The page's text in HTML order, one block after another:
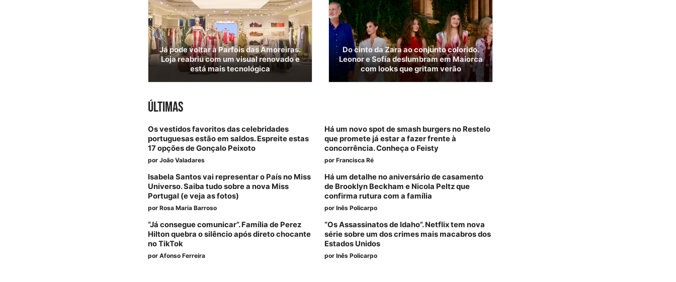
Já pode voltar à Parfois das Amoreiras.
Loja reabriu com um visual renovado e
está mais tecnológica
Do cinto da Zara ao conjunto colorido.
Leonor e Sofía deslumbram em Maiorca
com looks que gritam verão
ÚLTIMAS
Os vestidos favoritos das celebridades
portuguesas estão em saldos. Espreite estas
17 opções de Gonçalo Peixoto
por João Valadares
Há um novo spot de smash burgers no Restelo
que promete já estar a fazer frente à
concorrência. Conheça o Feisty
por Francisca Ré
Isabela Santos vai representar o País no Miss
Universo. Saiba tudo sobre a nova Miss
Portugal (e veja as fotos)
por Rosa Maria Barroso
Há um detalhe no aniversário de casamento
de Brooklyn Beckham e Nicola Peltz que
confirma rutura com a família
por Inês Policarpo
“Já consegue comunicar”. Família de Perez
Hilton quebra o silêncio após direto chocante
no TikTok
por Afonso Ferreira
“Os Assassinatos de Idaho”. Netflix tem nova
série sobre um dos crimes mais macabros dos
Estados Unidos
por Inês Policarpo